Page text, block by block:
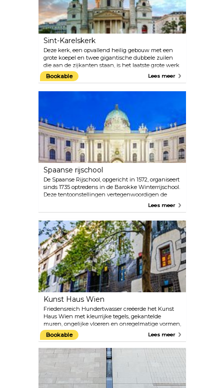
Sint-Karelskerk
Deze kerk, een opvallend heilig gebouw met een
grote koepel en twee gigantische dubbele zuilen
die aan de zijkanten staan, is het laatste grote werk
van de barokke stadsarchitect Johann Bernhard
Fischer von Erlach. De Karlskirche is een
architecturale elementen. Neem de lift naar de
koepel voor een close-up van de met fresco's
versierde interieurs. In de Karlskirche worden
regelmatig klassieke muziekconcerten gehouden,
met name Vivaldi en Mozart. De akoestiek van deze
barokke kerk moet je gewoon ervaren.
Bookable Lees meer
Spaanse rijschool
De Spaanse Rijschool, opgericht in 1572, organiseert
sinds 1735 optredens in de Barokke Winterrijschool.
Deze tentoonstellingen vertegenwoordigen de
hoogste vorm van ruiterkunst: de Spaanse Rijschool
onveranderd is bewaard en beoefend. Tijdens de
galashows kunnen bezoekers genieten van unieke
presentaties van de Lipizzaner-paarden in de
mooiste rijhal ter wereld. De ochtendsessie biedt
inzicht in de jarenlange training die de renners en
hun Lipizzaners doorlopen.
Lees meer
Kunst Haus Wien
Friedensreich Hundertwasser creëerde het Kunst
Haus Wien met kleurrijke tegels, gekantelde
muren, ongelijke vloeren en onregelmatige vormen,
vaak begroeid met ongebreideld groen. Zo gaf de
kunstenaar niet alleen een nieuwe impuls aan de
architectuur van Wenen, maar richtte hij ook een
expositiecentrum op waar de werken van
Hundertwasser en wisselende tentoonstellingen
van spannende hedendaagse kunst te zien zijn. Op
de begane grond bevinden zich ook een café en
een winkel.
Bookable Lees meer